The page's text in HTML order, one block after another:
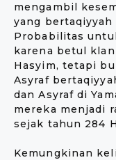
mengambil
yang
Probabilitas
karena betul klan
Hasyim, tetapi
Asyraf
dan Asyraf di
mereka menjadi
sejak tahun 284
Kemungkinan